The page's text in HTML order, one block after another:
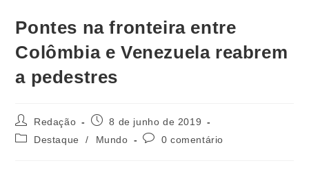
Pontes na fronteira entre
Colômbia e Venezuela reabrem
a pedestres
Redação
8 de junho de 2019
Destaque
/ Mundo 0 comentário